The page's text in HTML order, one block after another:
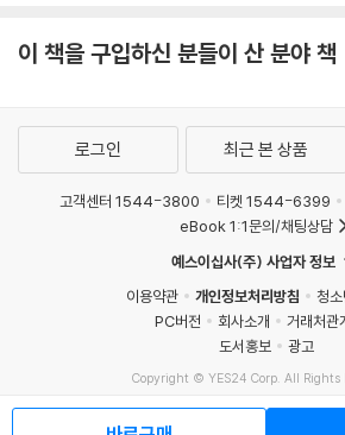
이 책을 구입하신 분들이 산 분야 책
로그인 최근 본 상품
고객센터 1544-3800 티켓 1544-6399
eBook 1:1문의/채팅상담
예스이십사(주) 사업자 정보
이용약관
개인정보처리방침
청
PC버전
회사소개
거래처관
도서홍보
광고
Copyright © YES24 Corp. All Rights